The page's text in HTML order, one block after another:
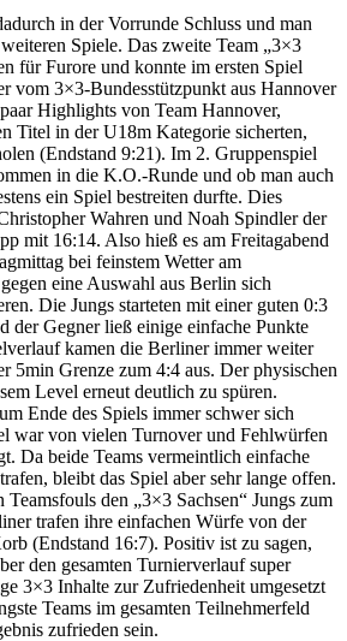
in der Vorrunde Schluss und man
Spiele. Das zweite Team „3×3
für Furore und konnte im ersten Spiel
vom 3×3-Bundesstützpunkt aus Hannover
Highlights von Team Hannover,
Titel in der U18m Kategorie sicherten,
(Endstand 9:21). Im 2. Gruppenspiel
in die K.O.-Runde und ob man auch
ein Spiel bestreiten durfte. Dies
Wahren und Noah Spindler der
mit 16:14. Also hieß es am Freitagabend
bei feinstem Wetter am
eine Auswahl aus Berlin sich
Die Jungs starteten mit einer guten 0:3
der Gegner ließ einige einfache Punkte
kamen die Berliner immer weiter
5min Grenze zum 4:4 aus. Der physischen
Level erneut deutlich zu spüren.
Ende des Spiels immer schwer sich
war von vielen Turnover und Fehlwürfen
Da beide Teams vermeintlich einfache
bleibt das Spiel aber sehr lange offen.
den „3×3 Sachsen“ Jungs zum
trafen ihre einfachen Würfe von der
(Endstand 16:7). Positiv ist zu sagen,
den gesamten Turnierverlauf super
3×3 Inhalte zur Zufriedenheit umgesetzt
Teams im gesamten Teilnehmerfeld
zufrieden sein.